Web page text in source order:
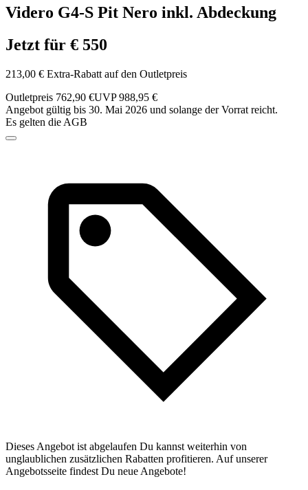
Videro G4-S Pit Nero inkl. Abdeckung
Jetzt für € 550
213,00 € Extra-Rabatt auf den Outletpreis
Outletpreis 762,90 €UVP 988,95 €
Angebot gültig bis 30. Mai 2026 und solange der Vorrat reicht.
Es gelten die AGB
Dieses Angebot ist abgelaufen Du kannst weiterhin von
unglaublichen zusätzlichen Rabatten profitieren. Auf unserer
Angebotsseite findest Du neue Angebote!